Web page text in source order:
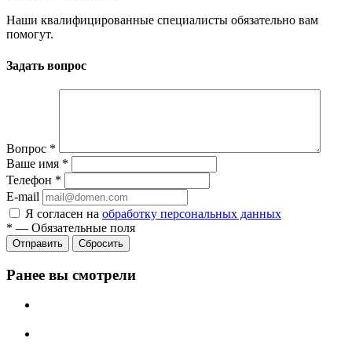
Наши квалифицированные специалисты обязательно вам
помогут.
Задать вопрос
Вопрос *
Ваше имя *
Телефон *
E-mail
Я согласен на обработку персональных данных
* — Обязательные поля
Сбросить
Ранее вы смотрели